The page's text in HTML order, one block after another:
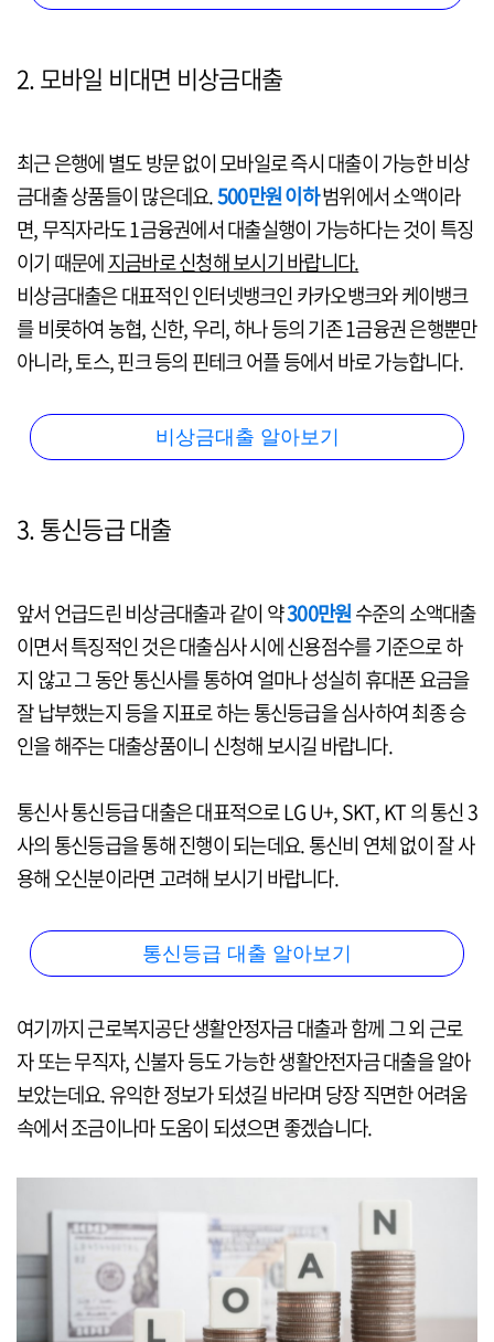
2. 모바일 비대면 비상금대출
최근 은행에 별도 방문 없이 모바일로 즉시 대출이 가능한 비상
금대출 상품들이 많은데요.500만원 이하범위에서 소액이라
면, 무직자라도 1금융권에서 대출실행이 가능하다는 것이 특징
이기 때문에지금바로 신청해 보시기 바랍니다.
비상금대출은 대표적인 인터넷뱅크인 카카오뱅크와 케이뱅크
를 비롯하여 농협, 신한, 우리, 하나 등의 기존 1금융권 은행뿐만
아니라, 토스, 핀크 등의 핀테크 어플 등에서 바로 가능합니다.
비상금대출 알아보기
3. 통신등급 대출
앞서 언급드린 비상금대출과 같이 약300만원수준의 소액대출
이면서 특징적인 것은 대출심사 시에 신용점수를 기준으로 하
지 않고 그 동안 통신사를 통하여 얼마나 성실히 휴대폰 요금을
잘 납부했는지 등을 지표로 하는 통신등급을 심사하여 최종 승
인을 해주는 대출상품이니 신청해 보시길 바랍니다.
통신사 통신등급 대출은 대표적으로 LG U+, SKT, KT 의 통신 3
사의 통신등급을 통해 진행이 되는데요. 통신비 연체 없이 잘 사
용해 오신분이라면 고려해 보시기 바랍니다.
통신등급 대출 알아보기
여기까지 근로복지공단 생활안정자금 대출과 함께 그 외 근로
자 또는 무직자, 신불자 등도 가능한 생활안전자금 대출을 알아
보았는데요. 유익한 정보가 되셨길 바라며 당장 직면한 어려움
속에서 조금이나마 도움이 되셨으면 좋겠습니다.